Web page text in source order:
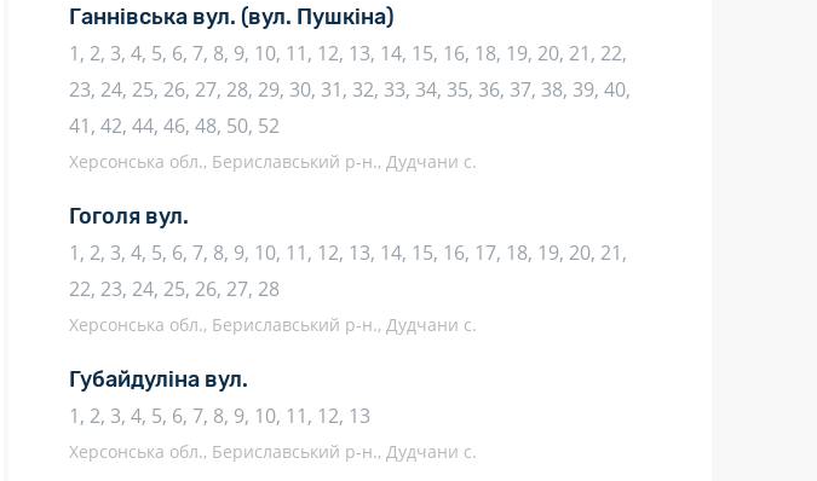
Ганнівська вул. (вул. Пушкіна)
1, 2, 3, 4, 5, 6, 7, 8, 9, 10, 11, 12, 13, 14, 15, 16, 18, 19, 20, 21, 22,
23, 24, 25, 26, 27, 28, 29, 30, 31, 32, 33, 34, 35, 36, 37, 38, 39, 40,
41, 42, 44, 46, 48, 50, 52
Херсонська обл., Бериславський р-н., Дудчани с.
Гоголя вул.
1, 2, 3, 4, 5, 6, 7, 8, 9, 10, 11, 12, 13, 14, 15, 16, 17, 18, 19, 20, 21,
22, 23, 24, 25, 26, 27, 28
Херсонська обл., Бериславський р-н., Дудчани с.
Губайдуліна вул.
1, 2, 3, 4, 5, 6, 7, 8, 9, 10, 11, 12, 13
Херсонська обл., Бериславський р-н., Дудчани с.